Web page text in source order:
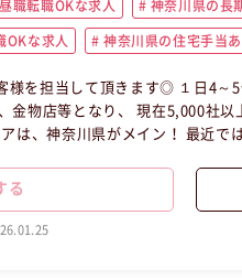
職転職OKな求人 神奈川県の長
OKな求人 神奈川県の住宅手当
様を担当して頂きます◎ １日4～
金物店等となり、 現在5,000社
は、神奈川県がメイン！ 最近で
様に寄り添って頂ければと思います♪ 弊社で
将来的には、管理職も目指して
る